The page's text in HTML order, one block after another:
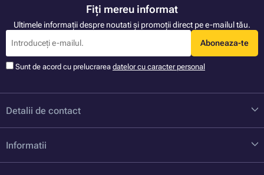
Fiți mereu informat
Ultimele informații despre noutati și promoții direct pe e-mailul tău.
Aboneaza-te
Sunt de acord cu prelucrarea datelor cu caracter personal
Detalii de contact
Informatii